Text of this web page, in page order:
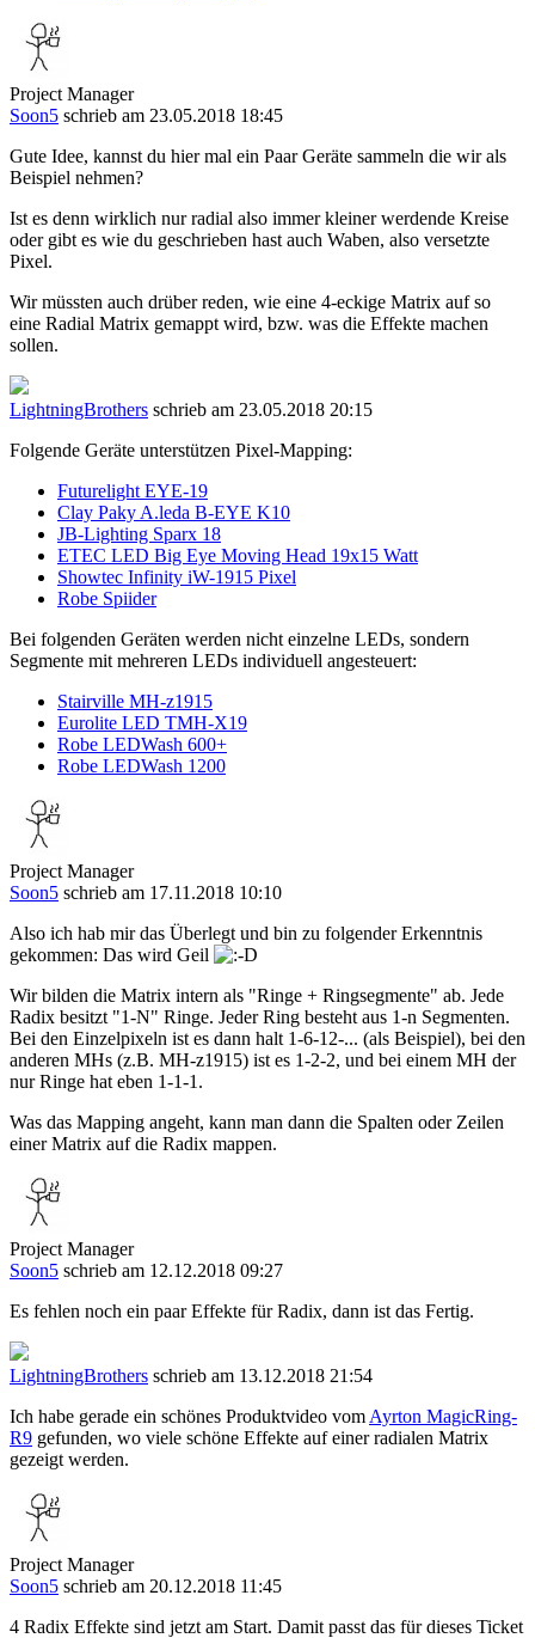
Project Manager
Soon5 schrieb am 23.05.2018 18:45
Gute Idee, kannst du hier mal ein Paar Geräte sammeln die wir als
Beispiel nehmen?
Ist es denn wirklich nur radial also immer kleiner werdende Kreise
oder gibt es wie du geschrieben hast auch Waben, also versetzte
Pixel.
Wir müssten auch drüber reden, wie eine 4-eckige Matrix auf so
eine Radial Matrix gemappt wird, bzw. was die Effekte machen
sollen.
LightningBrothers schrieb am 23.05.2018 20:15
Folgende Geräte unterstützen Pixel-Mapping:
Futurelight EYE-19
Clay Paky A.leda B-EYE K10
JB-Lighting Sparx 18
ETEC LED Big Eye Moving Head 19x15 Watt
Showtec Infinity iW-1915 Pixel
Robe Spiider
Bei folgenden Geräten werden nicht einzelne LEDs, sondern
Segmente mit mehreren LEDs individuell angesteuert:
Stairville MH-z1915
Eurolite LED TMH-X19
Robe LEDWash 600+
Robe LEDWash 1200
Project Manager
Soon5 schrieb am 17.11.2018 10:10
Also ich hab mir das Überlegt und bin zu folgender Erkenntnis
gekommen: Das wird Geil
Wir bilden die Matrix intern als "Ringe + Ringsegmente" ab. Jede
Radix besitzt "1-N" Ringe. Jeder Ring besteht aus 1-n Segmenten.
Bei den Einzelpixeln ist es dann halt 1-6-12-... (als Beispiel), bei den
anderen MHs (z.B. MH-z1915) ist es 1-2-2, und bei einem MH der
nur Ringe hat eben 1-1-1.
Was das Mapping angeht, kann man dann die Spalten oder Zeilen
einer Matrix auf die Radix mappen.
Project Manager
Soon5 schrieb am 12.12.2018 09:27
Es fehlen noch ein paar Effekte für Radix, dann ist das Fertig.
LightningBrothers schrieb am 13.12.2018 21:54
Ich habe gerade ein schönes Produktvideo vom Ayrton MagicRing-
R9 gefunden, wo viele schöne Effekte auf einer radialen Matrix
gezeigt werden.
Project Manager
Soon5 schrieb am 20.12.2018 11:45
4 Radix Effekte sind jetzt am Start. Damit passt das für dieses Ticket